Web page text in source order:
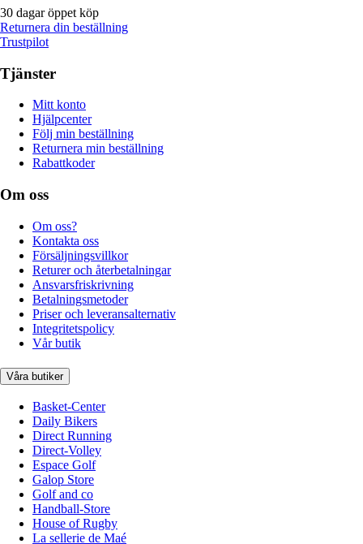
30 dagar öppet köp
Returnera din beställning
Trustpilot
Tjänster
Mitt konto
Hjälpcenter
Följ min beställning
Returnera min beställning
Rabattkoder
Om oss
Om oss?
Kontakta oss
Försäljningsvillkor
Returer och återbetalningar
Ansvarsfriskrivning
Betalningsmetoder
Priser och leveransalternativ
Integritetspolicy
Vår butik
Våra butiker
Basket-Center
Daily Bikers
Direct Running
Direct-Volley
Espace Golf
Galop Store
Golf and co
Handball-Store
House of Rugby
La sellerie de Maé